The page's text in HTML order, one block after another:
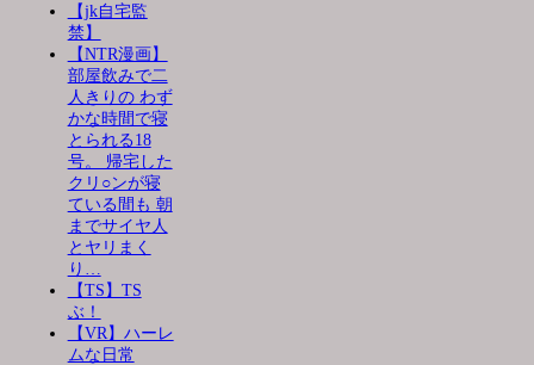
【jk自宅監
禁】
【NTR漫画】
部屋飲みで二
人きりの わず
かな時間で寝
とられる18
号。 帰宅した
クリ○ンが寝
ている間も 朝
までサイヤ人
とヤリまく
り…
【TS】TS
ぶ！
【VR】ハーレ
ムな日常